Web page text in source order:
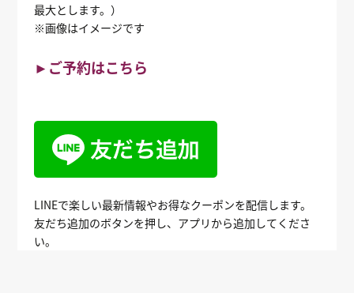
最大とします。）
※画像はイメージです
►ご予約はこちら
LINEで楽しい最新情報やお得なクーポンを配信します。
友だち追加のボタンを押し、アプリから追加してくださ
い。